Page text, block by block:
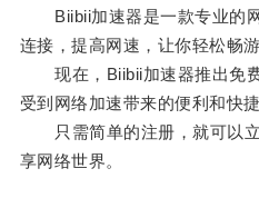
Biibii加速器是一款专业的网
连接，提高网速，让你轻松畅游
现在，Biibii加速器推出免费
受到网络加速带来的便利和快捷
只需简单的注册，就可以立
享网络世界。